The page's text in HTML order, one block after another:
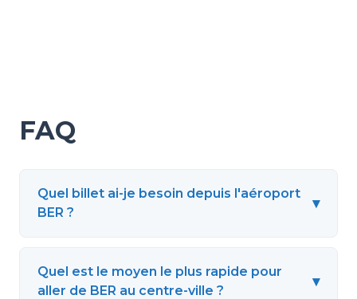
FAQ
Quel billet ai-je besoin depuis l'aéroport
BER ?
▾
Quel est le moyen le plus rapide pour
aller de BER au centre-ville ?
▾